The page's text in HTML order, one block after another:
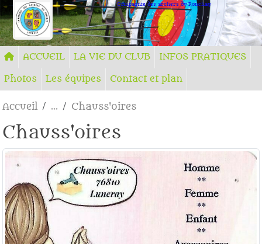
Compagnie des archers du Ronchay
ACCUEIL LA VIE DU CLUB
INFOS PRATIQUES
Photos
Les équipes Contact et plan
Accueil Chauss'oires
Chauss'oires
Panneau de gestion des cookies